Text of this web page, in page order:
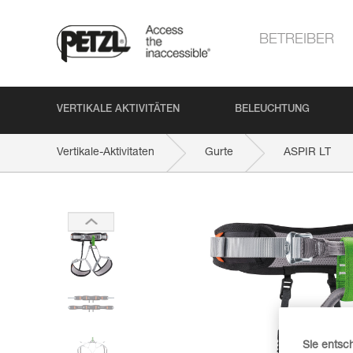
BETREIBER
VERTIKALE AKTIVITÄTEN BELEUCHTUNG
Vertikale-Aktivitaten Gurte ASPIR LT
Sie